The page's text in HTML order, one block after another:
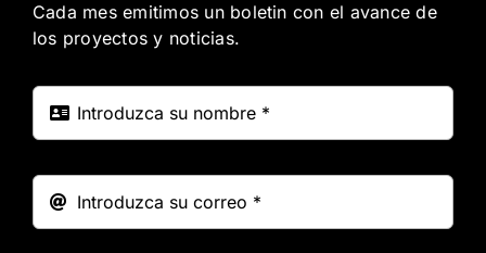
Cada mes emitimos un boletin con el avance de
los proyectos y noticias.